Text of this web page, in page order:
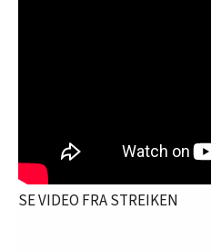
SE VIDEO FRA STREIKEN